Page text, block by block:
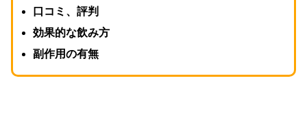
口コミ、評判
効果的な飲み方
副作用の有無